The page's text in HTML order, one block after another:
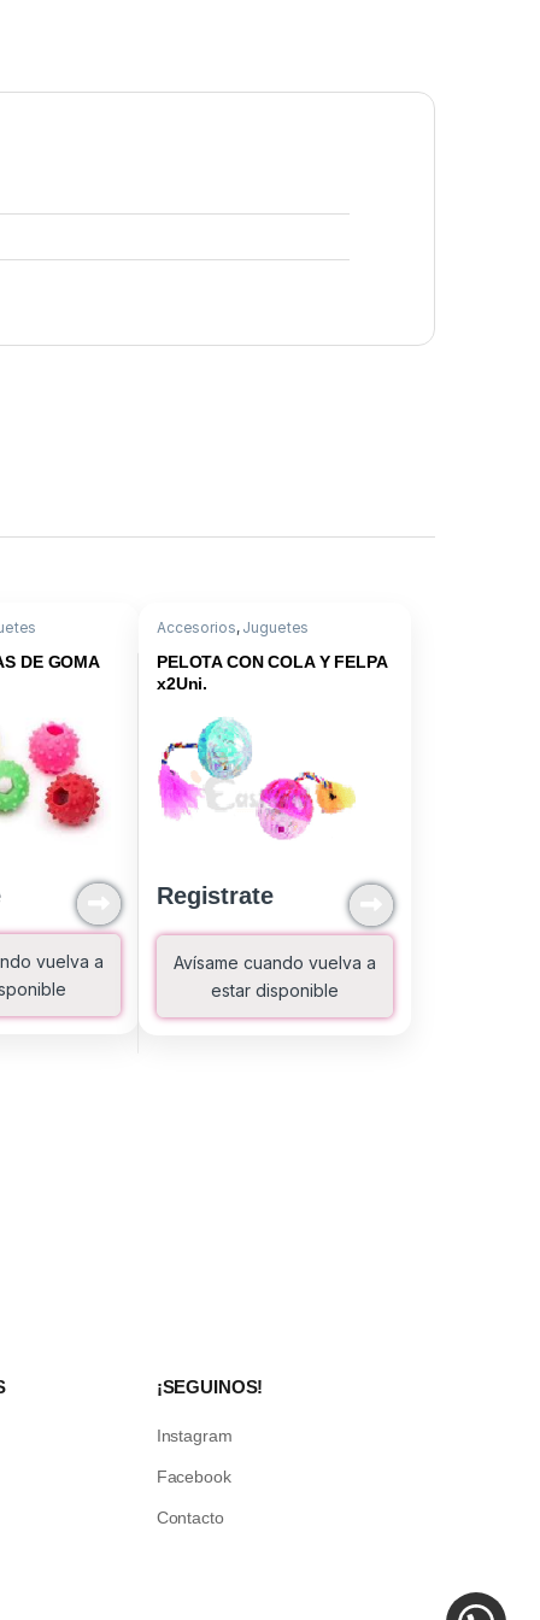
DE GOMA
vuelva a
Accesorios, Juguetes
PELOTA CON COLA Y FELPA
x2Uni.
Registrate
Avísame cuando vuelva a
estar disponible
¡SEGUINOS!
Instagram
Facebook
Contacto